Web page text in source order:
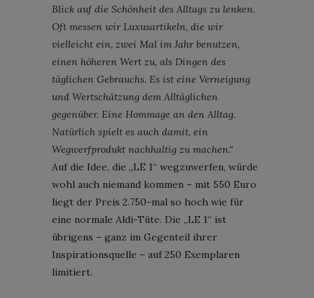
Blick auf die Schönheit des Alltags zu lenken.
Oft messen wir Luxusartikeln, die wir
vielleicht ein, zwei Mal im Jahr benutzen,
einen höheren Wert zu, als Dingen des
täglichen Gebrauchs. Es ist eine Verneigung
und Wertschätzung dem Alltäglichen
gegenüber. Eine Hommage an den Alltag.
Natürlich spielt es auch damit, ein
Wegwerfprodukt nachhaltig zu machen.“
Auf die Idee, die „LE 1“ wegzuwerfen, würde
wohl auch niemand kommen – mit 550 Euro
liegt der Preis 2.750-mal so hoch wie für
eine normale Aldi-Tüte. Die „LE 1“ ist
übrigens – ganz im Gegenteil ihrer
Inspirationsquelle – auf 250 Exemplaren
limitiert.